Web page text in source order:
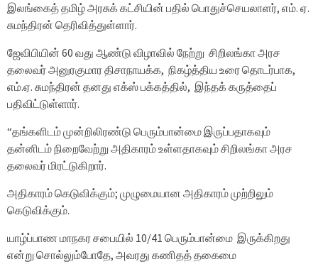
இலங்கைத் தமிழ் அரசுக் கட்சியின் பதில் பொதுச்செயலாளர், எம். ஏ.
சுமந்திரன் தெரிவித்துள்ளார்.
ஜேவிபியின் 60 வது ஆண்டு விழாவில் நேற்று சிறிலங்கா அரச
தலைவர் அனுரகுமார திசாநாயக்க, நிகழ்த்திய உரை தொடர்பாக,
எம்.ஏ. சுமந்திரன் தனது எக்ஸ் பக்கத்தில், இந்தக் கருத்தைப்
பதிவிட்டுள்ளார்.
“தங்களிடம் முன்றிலிரண்டு பெரும்பான்மை இருப்பதாகவும்
தன்னிடம் நிறைவேற்று அதிகாரம் உள்ளதாகவும் சிறிலங்கா அரச
தலைவர் மிரட்டுகிறார்.
அதிகாரம் கெடுவிக்கும்; முழுமையான அதிகாரம் முற்றிலும்
கெடுவிக்கும்.
யாழ்ப்பாண மாநகர சபையில் 10/41 பெரும்பான்மை இருக்கிறது
என்று சொல்லும்போதே, அவரது கணிதத் தகைமை